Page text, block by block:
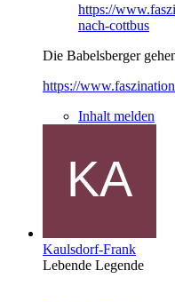
https://
nach-cottbus
Die Babelsberger
https://
Inhalt melden
Kaulsdorf-Frank
Lebende Legende